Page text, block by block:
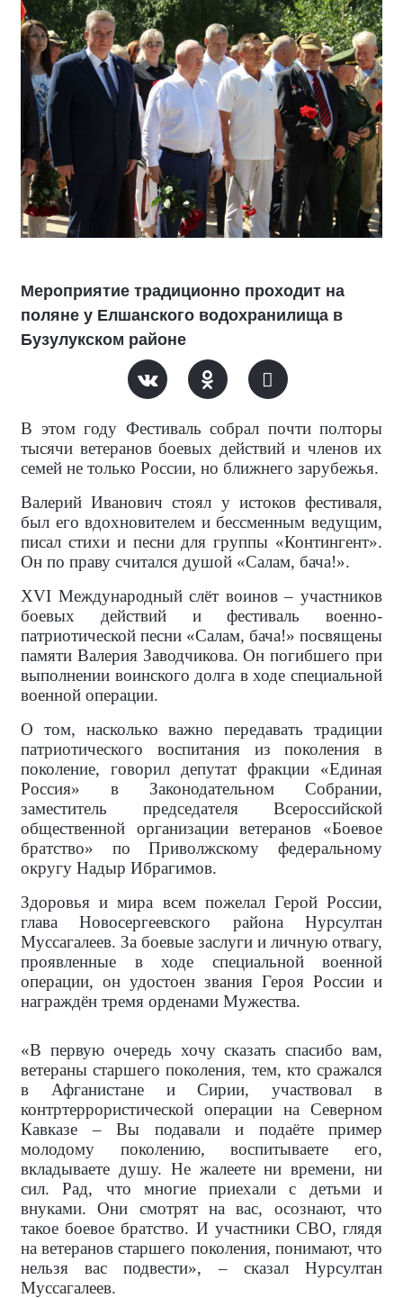
Мероприятие традиционно проходит на
поляне у Елшанского водохранилища в
Бузулукском районе
В этом году Фестиваль собрал почти полторы
тысячи ветеранов боевых действий и членов их
семей не только России, но ближнего зарубежья.
Валерий Иванович стоял у истоков фестиваля,
был его вдохновителем и бессменным ведущим,
писал стихи и песни для группы «Контингент».
Он по праву считался душой «Салам, бача!».
XVI Международный слёт воинов – участников
боевых действий и фестиваль военно-
патриотической песни «Салам, бача!» посвящены
памяти Валерия Заводчикова. Он погибшего при
выполнении воинского долга в ходе специальной
военной операции.
О том, насколько важно передавать традиции
патриотического воспитания из поколения в
поколение, говорил депутат фракции «Единая
Россия» в Законодательном Собрании,
заместитель председателя Всероссийской
общественной организации ветеранов «Боевое
братство» по Приволжскому федеральному
округу Надыр Ибрагимов.
Здоровья и мира всем пожелал Герой России,
глава Новосергеевского района Нурсултан
Муссагалеев. За боевые заслуги и личную отвагу,
проявленные в ходе специальной военной
операции, он удостоен звания Героя России и
награждён тремя орденами Мужества.
«В первую очередь хочу сказать спасибо вам,
ветераны старшего поколения, тем, кто сражался
в Афганистане и Сирии, участвовал в
контртеррористической операции на Северном
Кавказе – Вы подавали и подаёте пример
молодому поколению, воспитываете его,
вкладываете душу. Не жалеете ни времени, ни
сил. Рад, что многие приехали с детьми и
внуками. Они смотрят на вас, осознают, что
такое боевое братство. И участники СВО, глядя
на ветеранов старшего поколения, понимают, что
нельзя вас подвести», – сказал Нурсултан
Муссагалеев.